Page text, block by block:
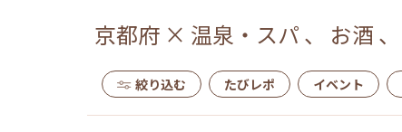
京都府 × 温泉・スパ 、 お酒 、
絞り込む たびレポ イベント